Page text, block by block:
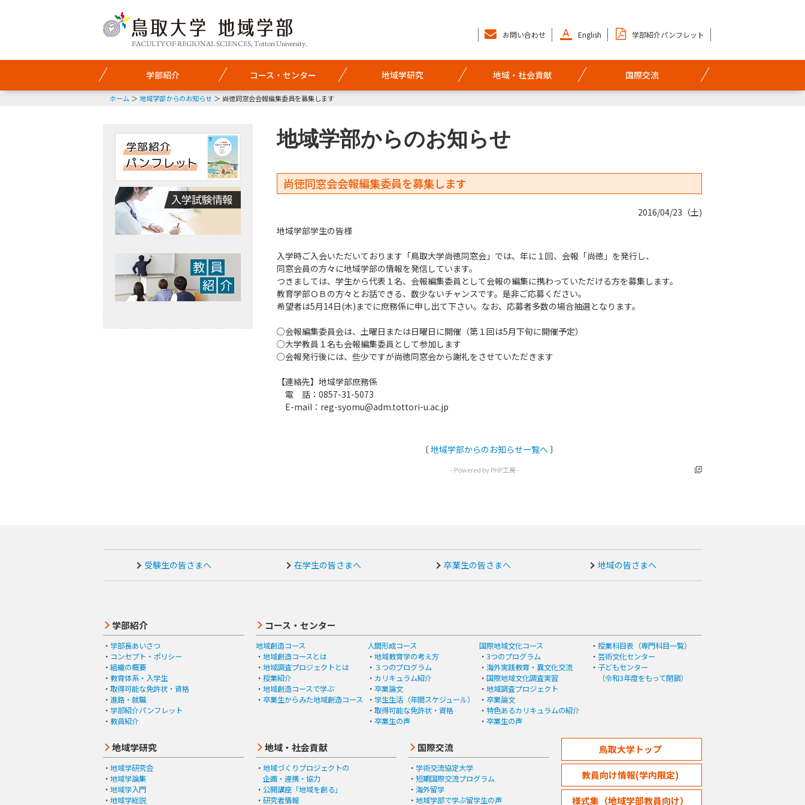
お問い合わせ English 学部紹介パンフレット
学部紹介 コース・センター 地域学研究 地域・社会貢献 国際交流
ホーム 地域学部からのお知らせ 尚徳同窓会会報編集委員を募集します
地域学部からのお知らせ
尚徳同窓会会報編集委員を募集します
2016/04/23（土)
地域学部学生の皆様
入学時ご入会いただいております「鳥取大学尚徳同窓会」では、年に１回、会報「尚徳」を発行し、
同窓会員の方々に地域学部の情報を発信しています。
つきましては、学生から代表１名、会報編集委員として会報の編集に携わっていただける方を募集します。
教育学部ＯＢの方々とお話できる、数少ないチャンスです。是非ご応募ください。
希望者は5月14日(木)までに庶務係に申し出て下さい。なお、応募者多数の場合抽選となります。
○会報編集委員会は、土曜日または日曜日に開催（第１回は5月下旬に開催予定）
○大学教員１名も会報編集委員として参加します
○会報発行後には、些少ですが尚徳同窓会から謝礼をさせていただきます
【連絡先】地域学部庶務係
電 話：0857-31-5073
E-mail：reg-syomu@adm.tottori-u.ac.jp
〔地域学部からのお知らせ一覧へ〕
- Powered by PHP工房 -
受験生の皆さまへ 在学生の皆さまへ 卒業生の皆さまへ 地域の皆さまへ
学部紹介
学部長あいさつ
コンセプト・ポリシー
組織の概要
教育体系・入学生
取得可能な免許状・資格
進路・就職
学部紹介パンフレット
教員紹介
コース・センター
地域創造コース
地域創造コースとは
地域調査プロジェクトとは
授業紹介
地域創造コースで学ぶ
卒業生からみた地域創造コース
人間形成コース
地域教育学の考え方
３つのプログラム
カリキュラム紹介
卒業論文
学生生活（年間スケジュール）
取得可能な免許状・資格
卒業生の声
国際地域文化コース
3つのプログラム
海外実践教育・異文化交流
国際地域文化調査実習
地域調査プロジェクト
卒業論文
特色あるカリキュラムの紹介
卒業生の声
授業科目表（専門科目一覧）
芸術文化センター
子どもセンター
（令和3年度をもって閉鎖）
地域学研究
地域学研究会
地域学論集
地域学入門
地域学総説
地域・社会貢献
地域づくりプロジェクトの
企画・連携・協力
公開講座「地域を創る」
研究者情報
国際交流
学術交流協定大学
短期国際交流プログラム
海外留学
地域学部で学ぶ留学生の声
鳥取大学トップ
教員向け情報(学内限定)
様式集（地域学部教員向け）